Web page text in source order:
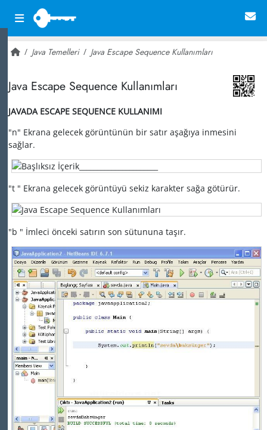
Java Temelleri Java Escape Sequence Kullanımları
Java Escape Sequence Kullanımları
JAVADA ESCAPE SEQUENCE KULLANIMI
"n" Ekrana gelecek görüntünün bir satır aşağıya inmesini
sağlar.
"t " Ekrana gelecek görüntüyü sekiz karakter sağa götürür.
"b " İmleci önceki satırın son sütununa taşır.